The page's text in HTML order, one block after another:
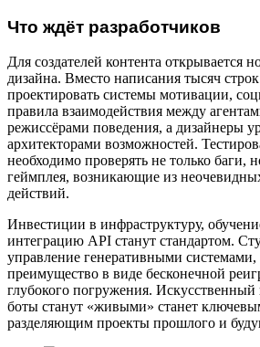
Что ждёт разработчиков
Для создателей контента открывается
дизайна. Вместо написания тысяч строк
проектировать системы мотивации,
правила взаимодействия между
режиссёрами поведения, а дизайнеры
архитекторами возможностей.
необходимо проверять не только баги,
геймплея, возникающие из
действий.
Инвестиции в инфраструктуру,
интеграцию API станут стандартом.
управление генеративными системами,
преимущество в виде бесконечной
глубокого погружения. Искусственный
боты станут «живыми» станет
разделяющим проекты прошлого и